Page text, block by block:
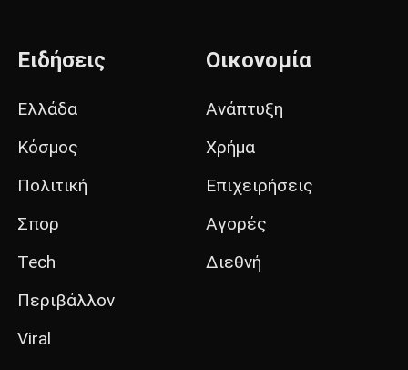
Ειδήσεις
Ελλάδα
Κόσμος
Πολιτική
Σπορ
Tech
Περιβάλλον
Viral
Οικονομία
Ανάπτυξη
Χρήμα
Επιχειρήσεις
Αγορές
Διεθνή